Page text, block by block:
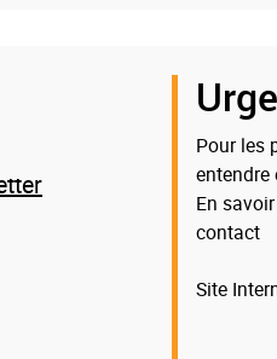
Pour les
entendre
En
contact
Site